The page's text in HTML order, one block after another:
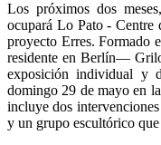
Los próximos dos
ocupará Lo Pato - Centre
proyecto Erres. Formado
residente en Berlín—
exposición individual y
domingo 29 de mayo en
incluye dos
y un grupo escultórico